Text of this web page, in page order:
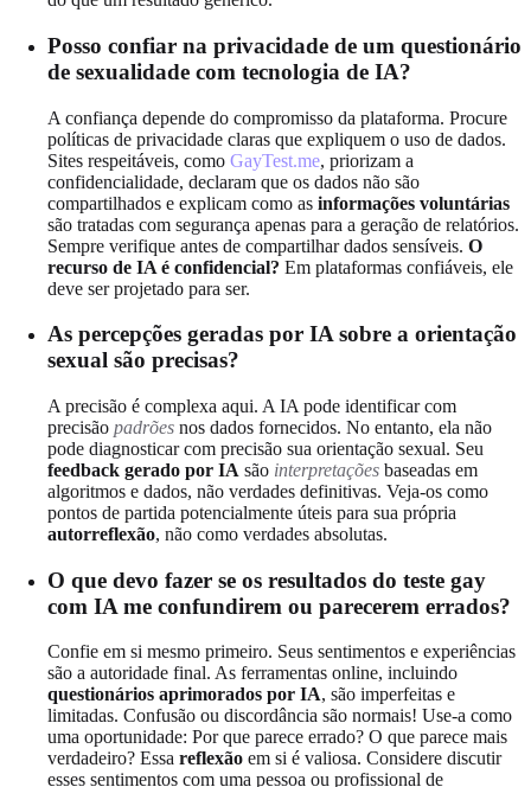
Posso confiar na privacidade de um questionário
de sexualidade com tecnologia de IA?
A confiança depende do compromisso da plataforma. Procure
políticas de privacidade claras que expliquem o uso de dados.
Sites respeitáveis, como GayTest.me, priorizam a
confidencialidade, declaram que os dados não são
compartilhados e explicam como as informações voluntárias
são tratadas com segurança apenas para a geração de relatórios.
Sempre verifique antes de compartilhar dados sensíveis. O
recurso de IA é confidencial? Em plataformas confiáveis, ele
deve ser projetado para ser.
As percepções geradas por IA sobre a orientação
sexual são precisas?
A precisão é complexa aqui. A IA pode identificar com
precisão padrões nos dados fornecidos. No entanto, ela não
pode diagnosticar com precisão sua orientação sexual. Seu
feedback gerado por IA são interpretações baseadas em
algoritmos e dados, não verdades definitivas. Veja-os como
pontos de partida potencialmente úteis para sua própria
autorreflexão, não como verdades absolutas.
O que devo fazer se os resultados do teste gay
com IA me confundirem ou parecerem errados?
Confie em si mesmo primeiro. Seus sentimentos e experiências
são a autoridade final. As ferramentas online, incluindo
questionários aprimorados por IA, são imperfeitas e
limitadas. Confusão ou discordância são normais! Use-a como
uma oportunidade: Por que parece errado? O que parece mais
verdadeiro? Essa reflexão em si é valiosa. Considere discutir
esses sentimentos com uma pessoa ou profissional de